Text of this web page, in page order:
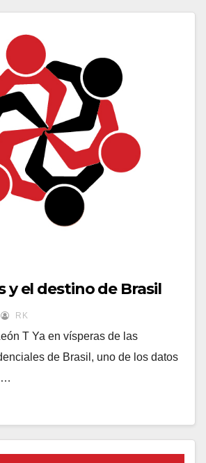
y el destino de Brasil
RK
T Ya en vísperas de las
de Brasil, uno de los datos